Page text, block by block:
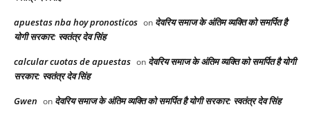
apuestas nba hoy pronosticos on देवरिय समाज के अंतिम व्यक्ति को समर्पित है
योगी सरकार: स्वतंत्र देव सिंह
calcular cuotas de apuestas on देवरिय समाज के अंतिम व्यक्ति को समर्पित है योगी
सरकार: स्वतंत्र देव सिंह
Gwen on देवरिय समाज के अंतिम व्यक्ति को समर्पित है योगी सरकार: स्वतंत्र देव सिंह